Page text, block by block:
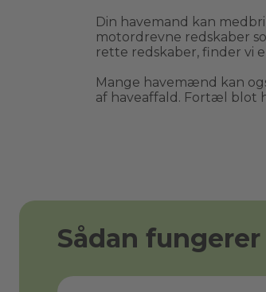
Din havemand kan
motordrevne redskaber
rette redskaber, finder vi
Mange havemænd kan
af haveaffald. Fortæl blot
Sådan